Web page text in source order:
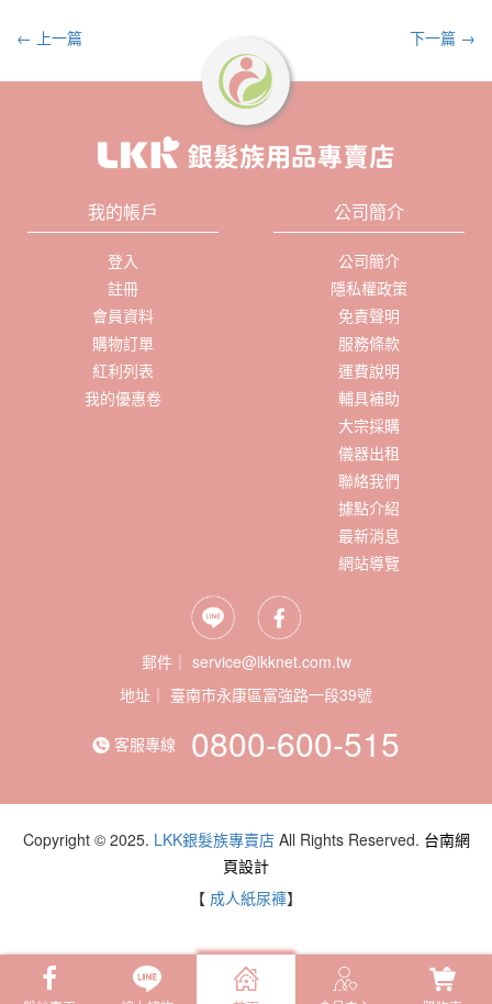
← 上一篇 下一篇 →
我的帳戶
登入
註冊
會員資料
購物訂單
紅利列表
我的優惠卷
公司簡介
公司簡介
隱私權政策
免責聲明
服務條款
運費說明
輔具補助
大宗採購
儀器出租
聯絡我們
據點介紹
最新消息
網站導覽
郵件｜ service@lkknet.com.tw
地址｜
客服專線 0800-600-515
Copyright © 2025. LKK銀髮族專賣店All Rights Reserved. 台南網
頁設計
【 成人紙尿褲】